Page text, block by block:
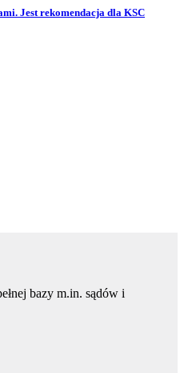
Jest rekomendacja dla KSC
bazy m.in. sądów i